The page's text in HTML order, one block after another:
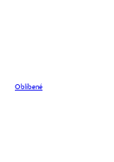
Oblíbené